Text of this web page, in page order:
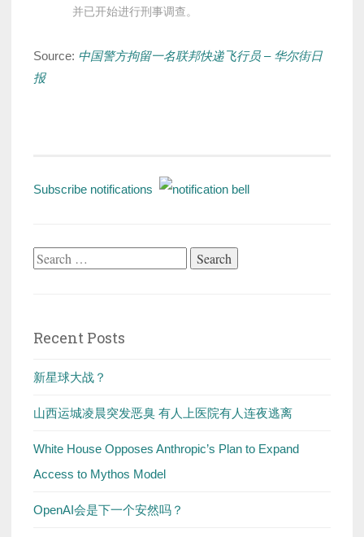
并已开始进行刑事调查。
Source: 中国警方拘留一名联邦快递飞行员 – 华尔街日
报
Subscribe notifications
Search
Recent Posts
新星球大战？
山西运城凌晨突发恶臭 有人上医院有人连夜逃离
White House Opposes Anthropic’s Plan to Expand
Access to Mythos Model
OpenAI会是下一个安然吗？